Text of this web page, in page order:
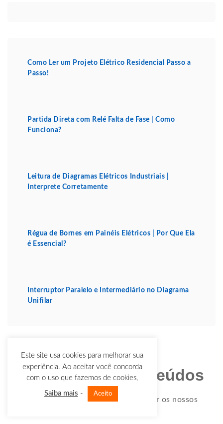
Como Ler um Projeto Elétrico Residencial Passo a
Passo!
Partida Direta com Relé Falta de Fase | Como
Funciona?
Leitura de Diagramas Elétricos Industriais |
Interprete Corretamente
Régua de Bornes em Painéis Elétricos | Por Que Ela
é Essencial?
Interruptor Paralelo e Intermediário no Diagrama
Unifilar
Receba mais conteúdos
Cadastre-se seu e-mail para receber os nossos
Este site usa cookies para melhorar sua
experiência. Ao aceitar você concorda
com o uso que fazemos de cookies,
Saiba mais - Aceito